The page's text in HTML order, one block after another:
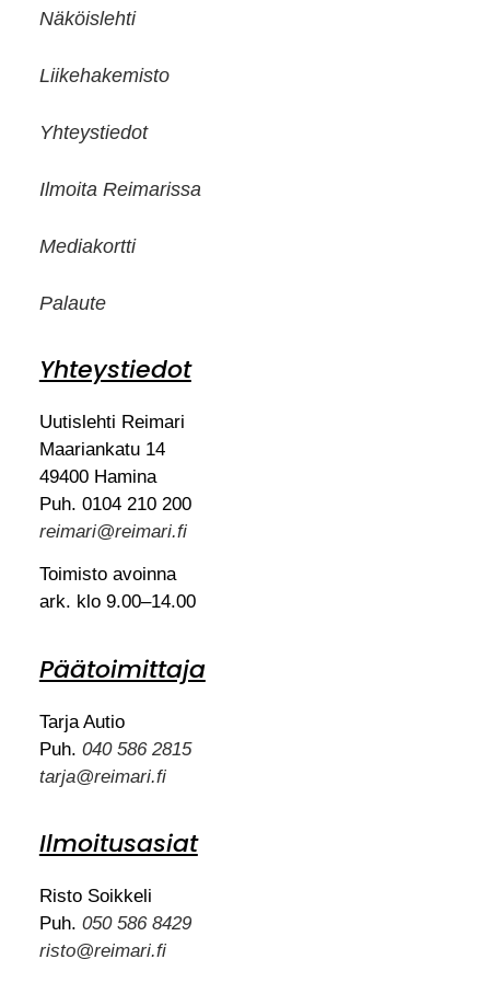
Näköislehti
Liikehakemisto
Yhteystiedot
Ilmoita Reimarissa
Mediakortti
Palaute
Yhteystiedot
Uutislehti Reimari
Maariankatu 14
49400 Hamina
Puh. 0104 210 200
reimari@reimari.fi
Toimisto avoinna
ark. klo 9.00–14.00
Päätoimittaja
Tarja Autio
Puh. 040 586 2815
tarja@reimari.fi
Ilmoitusasiat
Risto Soikkeli
Puh. 050 586 8429
risto@reimari.fi